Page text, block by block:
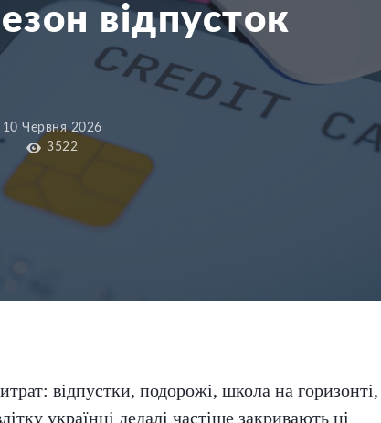
відпусток
10 Червня 2026
3522
відпустки, подорожі, школа на горизонті,
українці дедалі частіше закривають ці